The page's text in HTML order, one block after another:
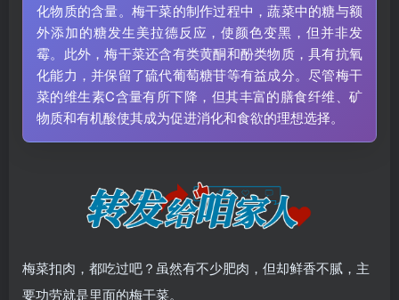
化物质的含量。梅干菜的制作过程中，蔬菜中的糖与额
外添加的糖发生美拉德反应，使颜色变黑，但并非发
霉。此外，梅干菜还含有类黄酮和酚类物质，具有抗氧
化能力，并保留了硫代葡萄糖苷等有益成分。尽管梅干
菜的维生素C含量有所下降，但其丰富的膳食纤维、矿
物质和有机酸使其成为促进消化和食欲的理想选择。
梅菜扣肉，都吃过吧？虽然有不少肥肉，但却鲜香不腻，主
要功劳就是里面的梅干菜。